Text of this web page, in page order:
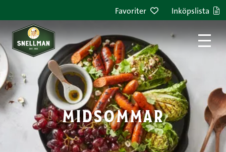
Favoriter Inköpslista
midsommar